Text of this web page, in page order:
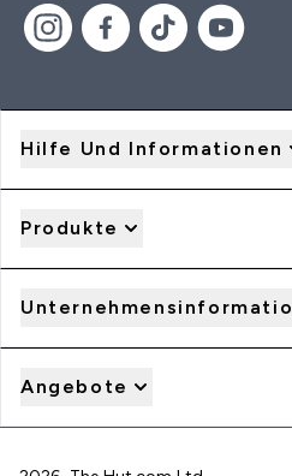
Hilfe Und Informationen
Produkte
Angebote